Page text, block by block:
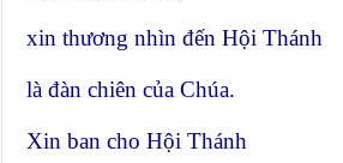
xin thương nhìn đến Hội Thánh
là đàn chiên của Chúa.
Xin ban cho Hội Thánh